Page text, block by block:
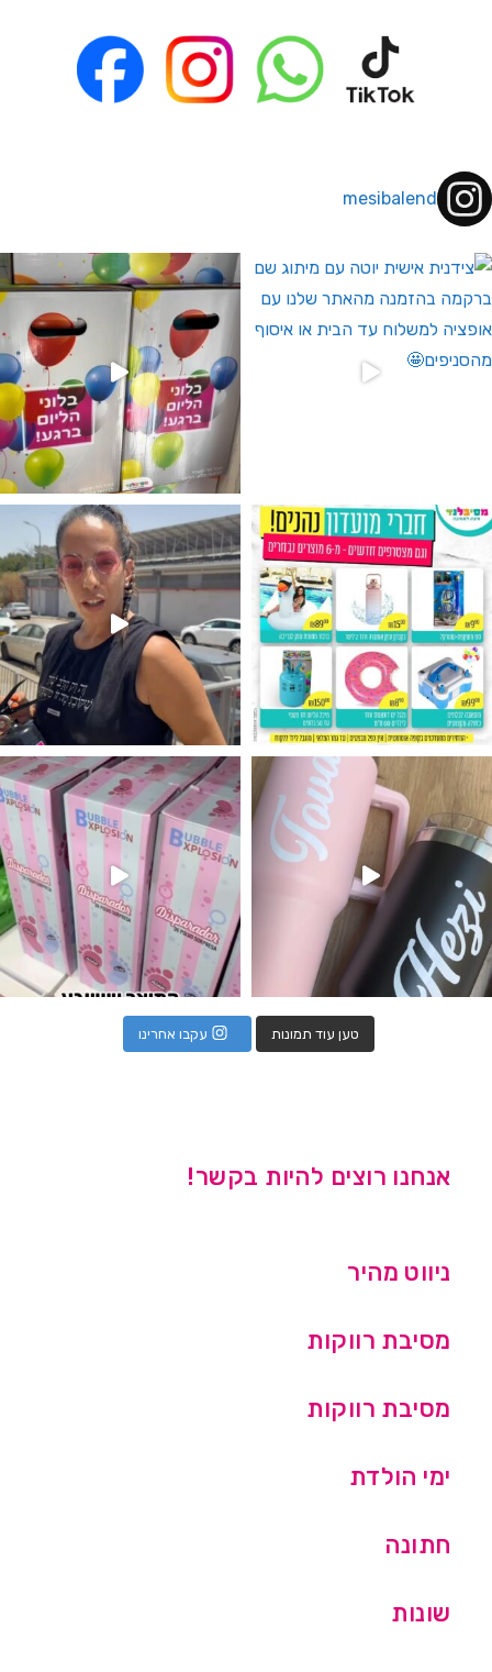
mesibalend
לחברי מועדון ומצטרפים חדשים🤍
מין העובר רק במסיבלנד !! קיים
מטף לגילוי מין העובר חזר למלא
טען עוד תמונות עקבו אחרינו
אנחנו רוצים להיות בקשר!
ניווט מהיר
מסיבת רווקות
מסיבת רווקות
ימי הולדת
חתונה
שונות